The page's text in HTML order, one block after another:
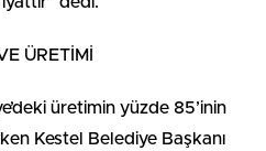
ÜRETİMİ
üretimin yüzde 85’inin
Kestel Belediye Başkanı